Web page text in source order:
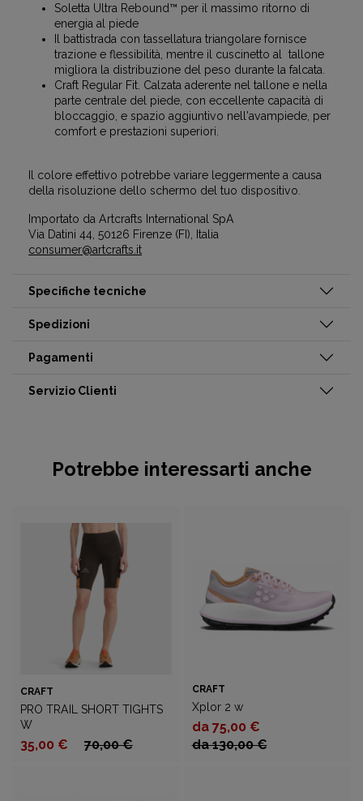
Soletta Ultra Rebound™ per il massimo ritorno di
energia al piede
Il battistrada con tassellatura triangolare fornisce
trazione e flessibilità, mentre il cuscinetto al tallone
migliora la distribuzione del peso durante la falcata.
Craft Regular Fit. Calzata aderente nel tallone e nella
parte centrale del piede, con eccellente capacità di
bloccaggio, e spazio aggiuntivo nell'avampiede, per
comfort e prestazioni superiori.
Il colore effettivo potrebbe variare leggermente a causa
della risoluzione dello schermo del tuo dispositivo.
Importato da Artcrafts International SpA
Via Datini 44, 50126 Firenze (FI), Italia
consumer@artcrafts.it
Specifiche tecniche
Spedizioni
Pagamenti
Servizio Clienti
Potrebbe interessarti anche
CRAFT
PRO TRAIL SHORT TIGHTS
W
35,00 € 70,00 €
CRAFT
Xplor 2 w
da 75,00 €
da 130,00 €